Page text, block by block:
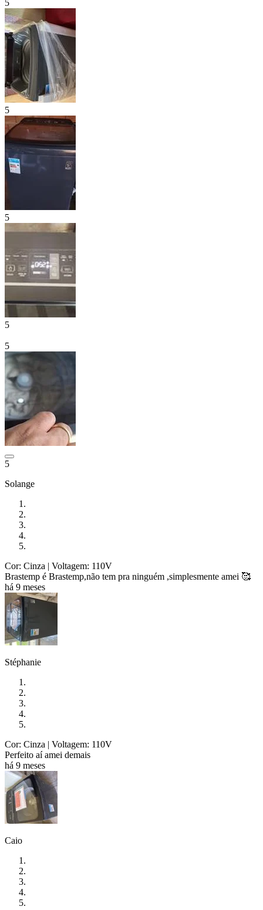
5
5
5
5
5
5
Solange
Cor: Cinza | Voltagem: 110V
Brastemp é Brastemp,não tem pra ninguém ,simplesmente amei 🥰
há 9 meses
Stéphanie
Cor: Cinza | Voltagem: 110V
Perfeito aí amei demais
há 9 meses
Caio